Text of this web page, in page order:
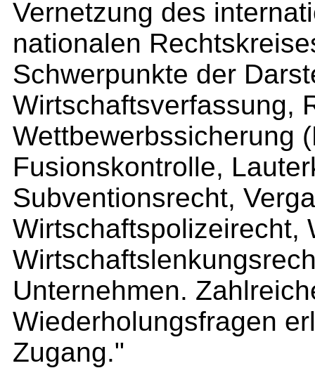
Vernetzung des
nationalen
Schwerpunkte der
Wirtschaftsverfassung,
Wettbewerbssicherung
Fusionskontrolle,
Subventionsrecht,
Wirtschaftspolizeirecht,
Unternehmen.
Wiederholungsfragen
Zugang."